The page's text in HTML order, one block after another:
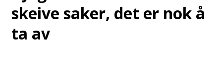
skeive saker, det er nok å
ta av